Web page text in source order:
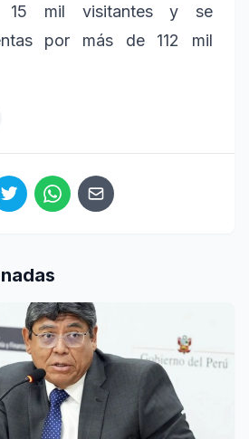
15 mil visitantes y se
por más de 112 mil